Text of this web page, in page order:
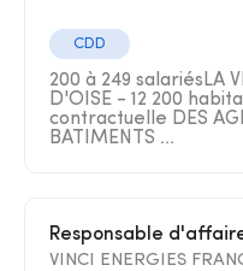
CDD
200 à 249 salariésLA
D'OISE - 12 200
contractuelle DES
BATIMENTS ...
Responsable
VINCI ENERGIES